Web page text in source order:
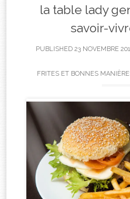
la table lady
savoir-
PUBLISHED 23 NOVEMBRE
FRITES ET BONNES